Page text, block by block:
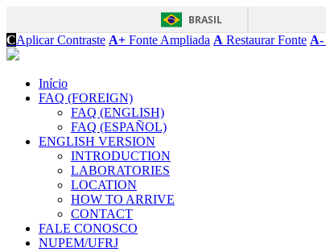
BRASIL
CAplicar Contraste A+ Fonte Ampliada A Restaurar Fonte A-
Início
FAQ (FOREIGN)
FAQ (ENGLISH)
FAQ (ESPAÑOL)
ENGLISH VERSION
INTRODUCTION
LABORATORIES
LOCATION
HOW TO ARRIVE
CONTACT
FALE CONOSCO
NUPEM/UFRJ